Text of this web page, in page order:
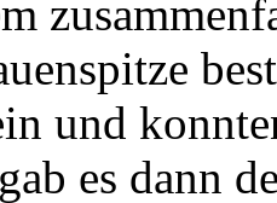
und
es dann